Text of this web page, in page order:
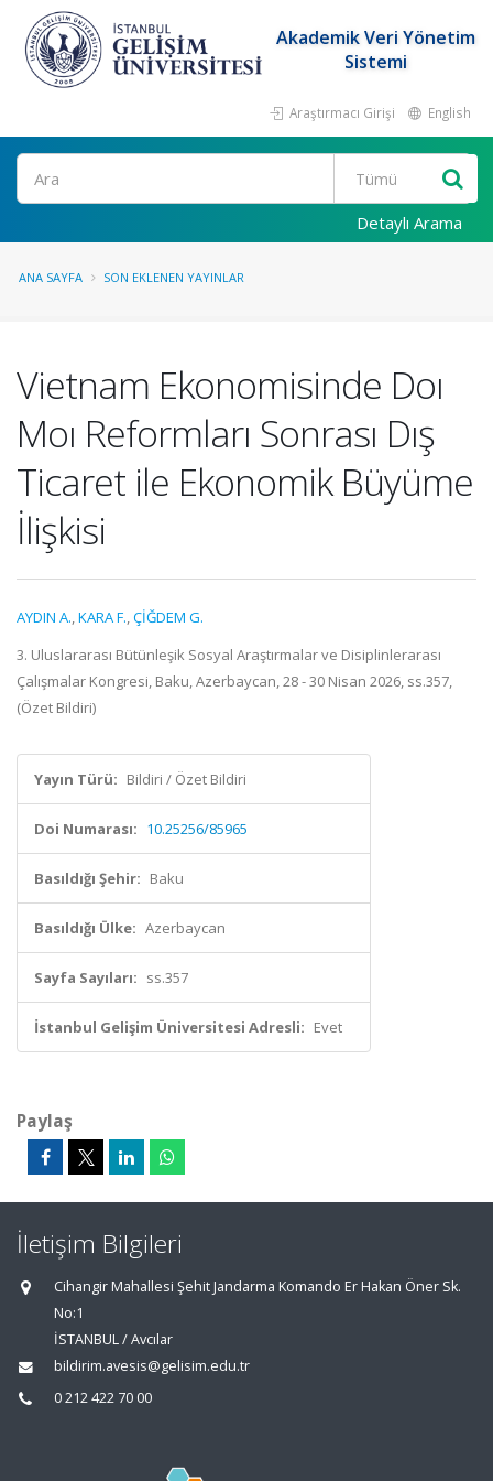
Akademik Veri Yönetim
Sistemi
Araştırmacı Girişi English
Ara
Detaylı Arama
ANA SAYFA SON EKLENEN YAYINLAR
Vietnam Ekonomisinde Doı
Moı Reformları Sonrası Dış
Ticaret ile Ekonomik Büyüme
İlişkisi
AYDIN A.,KARA F.,ÇİĞDEM G.
3. Uluslararası Bütünleşik Sosyal Araştırmalar ve Disiplinlerarası
Çalışmalar Kongresi, Baku, Azerbaycan, 28 - 30 Nisan 2026, ss.357,
(Özet Bildiri)
Yayın Türü: Bildiri / Özet Bildiri
Doi Numarası: 10.25256/85965
Basıldığı Şehir: Baku
Basıldığı Ülke: Azerbaycan
Sayfa Sayıları: ss.357
İstanbul Gelişim Üniversitesi Adresli: Evet
Paylaş
İletişim Bilgileri
Cihangir Mahallesi Şehit Jandarma Komando Er Hakan Öner Sk.
No:1
İSTANBUL / Avcılar
bildirim.avesis@gelisim.edu.tr
0 212 422 70 00